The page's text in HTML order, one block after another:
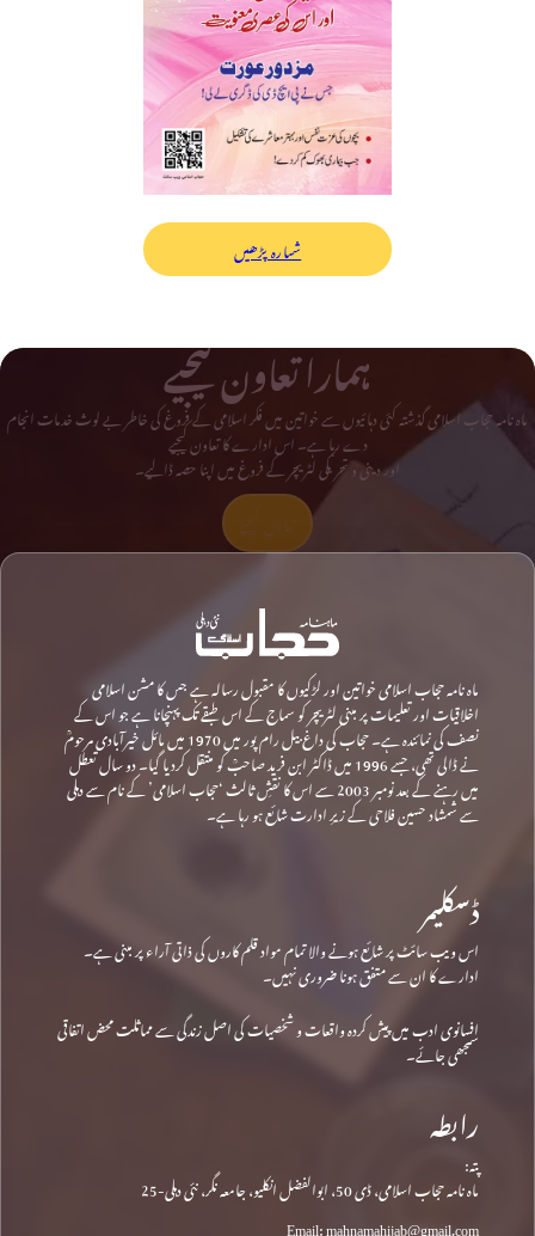
شمارہ پڑھیں
ہمارا تعاون کیجیے
ماہ نامہ حجاب اسلامی گذشتہ کئی دہائیوں سے خواتین میں فکر اسلامی کے فروغ کی خاطر بے لوث خدمات انجام
دے رہا ہے۔ اس ادارے کا تعاون کیجیے
اور دینی و تحریکی لٹریچر کے فروغ میں اپنا حصہ ڈالیے۔
ماہ نامہ حجاب اسلامی خواتین اور لڑکیوں کا مقبول رسالہ ہے جس کا مشن اسلامی
اخلاقیات اور تعلیمات پر مبنی لٹریچر کو سماج کے اس طبقے تک پہنچانا ہے جو اس کے
نصف کی نمائندہ ہے۔ حجاب کی داغ بیل رام پور میں 1970 میں مائل خیرآبادی مرحومؒ
نے ڈالی تھی، جسے 1996 میں ڈاکٹر ابن فرید صاحبؒ کو منتقل کردیا گیا۔ دو سال تعطل
میں رہنے کے بعد نومبر 2003 سے اس کا نقشِ ثالث ‘حجاب اسلامی’ کے نام سے دہلی
سے شمشاد حسین فلاحی کے زیرِ ادارت شائع ہو رہا ہے۔
ڈسکلیمر
اس ویب سائٹ پر شائع ہونے والا تمام مواد قلم کاروں کی ذاتی آراء پر مبنی ہے۔
ادارے کا ان سے متفق ہونا ضروری نہیں۔
افسانوی ادب میں پیش کردہ واقعات و شخصیات کی اصل زندگی سے مماثلت محض اتفاقی
سمجھی جائے۔
رابطہ
پتہ:
ماہ نامہ حجاب اسلامی، ڈی 50، ابوالفضل انکلیو، جامعہ نگر، نئی دہلی-25
Email: mahnamahijab@gmail.com